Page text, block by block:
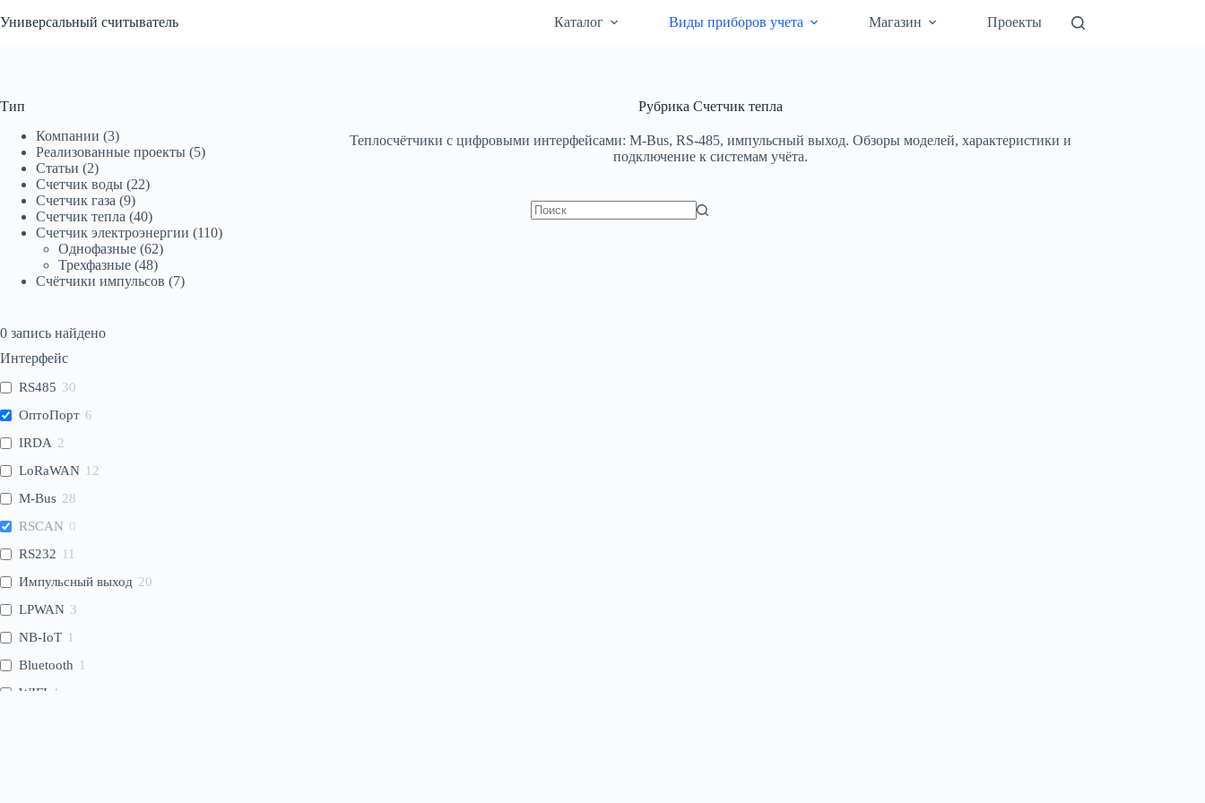
к
Универсальный считыватель Каталог Виды приборов учета Магазин Проекты
Рубрика Счетчик тепла
Теплосчётчики с цифровыми интерфейсами: M-Bus, RS-485, импульсный выход. Обзоры моделей, характеристики и
подключение к системам учёта.
Тип
Компании (3)
Реализованные проекты (5)
Статьи (2)
Счетчик воды (22)
Счетчик газа (9)
Счетчик тепла (40)
Счетчик электроэнергии (110)
Однофазные (62)
Трехфазные (48)
Счётчики импульсов (7)
0 запись найдено
Интерфейс
RS485 30
ОптоПорт 6
IRDA 2
LoRaWAN 12
M-Bus 28
RSCAN 0
RS232 11
Импульсный выход 20
LPWAN 3
NB-IoT 1
Bluetooth 1
WIFI 1